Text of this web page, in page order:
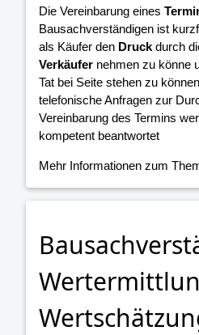
Die Vereinbarung eines
Bausachverständigen ist
als Käufer den Druckdurch
Verkäufer nehmen zu könne
Tat bei Seite stehen zu
telefonische Anfragen zur
Vereinbarung des Termins
kompetent beantwortet
Mehr Informationen zum